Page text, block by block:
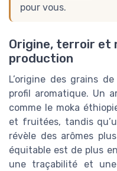
pour vous.
Origine, terroir et
production
L’origine des grains
profil aromatique. Un
comme le moka
et fruitées, tandis
révèle des arômes
équitable est de plus
une traçabilité et